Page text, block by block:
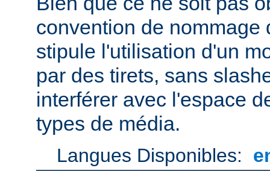
convention de nommage
stipule l'utilisation d'un
par des tirets, sans
interférer avec l'espace
types de média.
Langues Disponibles: